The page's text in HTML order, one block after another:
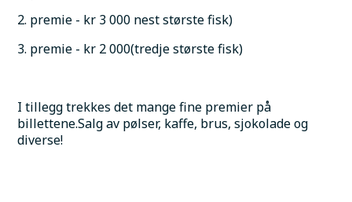
2. premie - kr 3 000 nest største fisk)
3. premie - kr 2 000(tredje største fisk)
I tillegg trekkes det mange fine premier på
billettene.Salg av pølser, kaffe, brus, sjokolade og
diverse!